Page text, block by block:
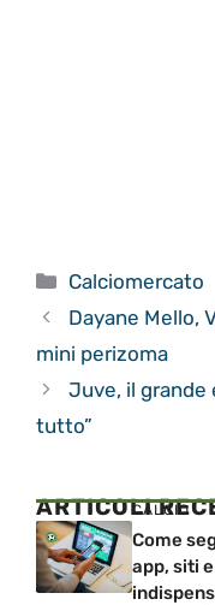
Categorie
Calciomercato
Dayane Mello,
mini perizoma
Juve, il grande
tutto”
ARTICOLICALCIO
Come
app, siti